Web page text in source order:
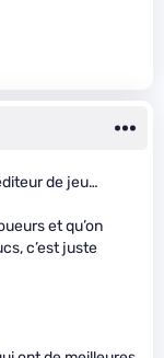
de jeu…
et qu’on
c’est juste